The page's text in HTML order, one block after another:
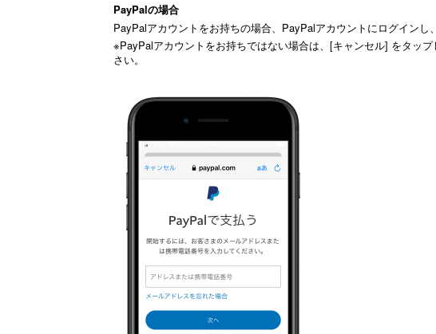
PayPalの場合
PayPalアカウントをお持ちの場合、PayPalアカウントにログインし
※PayPalアカウントをお持ちではない場合は、[キャンセル] をタッ
さい。